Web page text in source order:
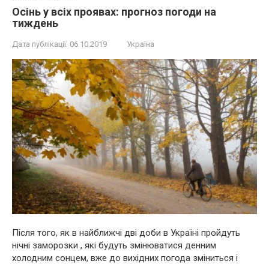
Осінь у всіх проявах: прогноз погоди на
тиждень
Дата публікації: 06.10.2019 Україна
Після того, як в найближчі дві доби в Україні пройдуть
нічні заморозки , які будуть змінюватися денним
холодним сонцем, вже до вихідних погода зміниться і